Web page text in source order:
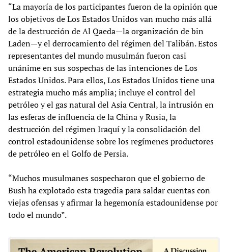
“La mayoría de los participantes fueron de la opinión que
los objetivos de Los Estados Unidos van mucho más allá
de la destrucción de Al Qaeda—la organización de bin
Laden—y el derrocamiento del régimen del Talibán. Estos
representantes del mundo musulmán fueron casi
unánime en sus sospechas de las intenciones de Los
Estados Unidos. Para ellos, Los Estados Unidos tiene una
estrategia mucho más amplia; incluye el control del
petróleo y el gas natural del Asia Central, la intrusión en
las esferas de influencia de la China y Rusia, la
destrucción del régimen Iraquí y la consolidación del
control estadounidense sobre los regímenes productores
de petróleo en el Golfo de Persia.
“Muchos musulmanes sospecharon que el gobierno de
Bush ha explotado esta tragedia para saldar cuentas con
viejas ofensas y afirmar la hegemonía estadounidense por
todo el mundo”.